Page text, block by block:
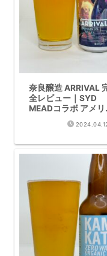
奈良醸造 ARRIVAL
全レビュー｜SYD
MEADコラボ アメリ
ンIPA 5.5% 2024年